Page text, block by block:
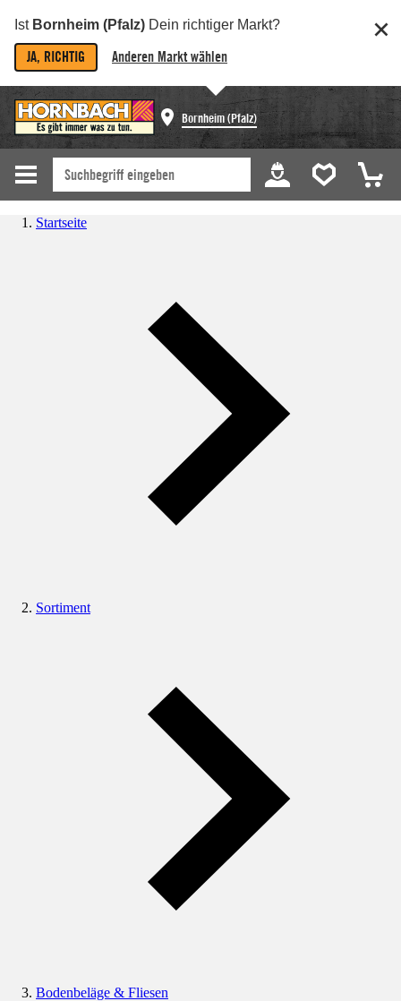
Ist Bornheim (Pfalz) Dein richtiger Markt?
JA, RICHTIG Anderen Markt wählen
Bornheim (Pfalz)
Startseite
Sortiment
Bodenbeläge & Fliesen